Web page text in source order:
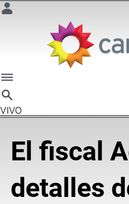
VIVO
El fiscal
detalles